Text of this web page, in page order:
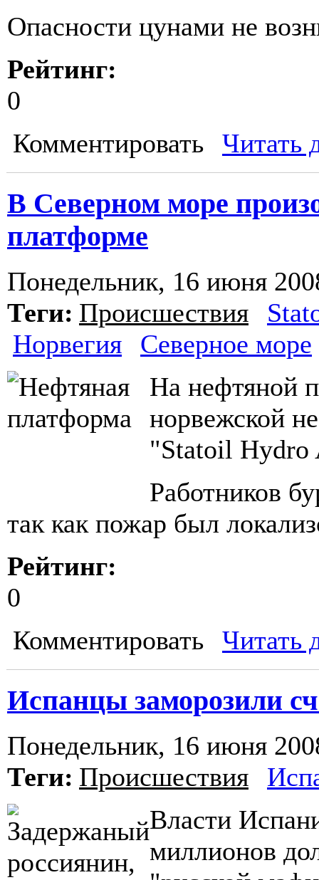
Опасности цунами не
Рейтинг:
0
Комментировать
Читать
В Северном море
платформе
Понедельник, 16 июня
Теги: Происшествия
Норвегия
Северное море
На нефтяной
норвежской
"Statoil Hydro
Работников
так как пожар был
Рейтинг:
0
Комментировать
Читать
Испанцы заморозили
Понедельник, 16 июня
Теги: Происшествия
Власти
миллионов